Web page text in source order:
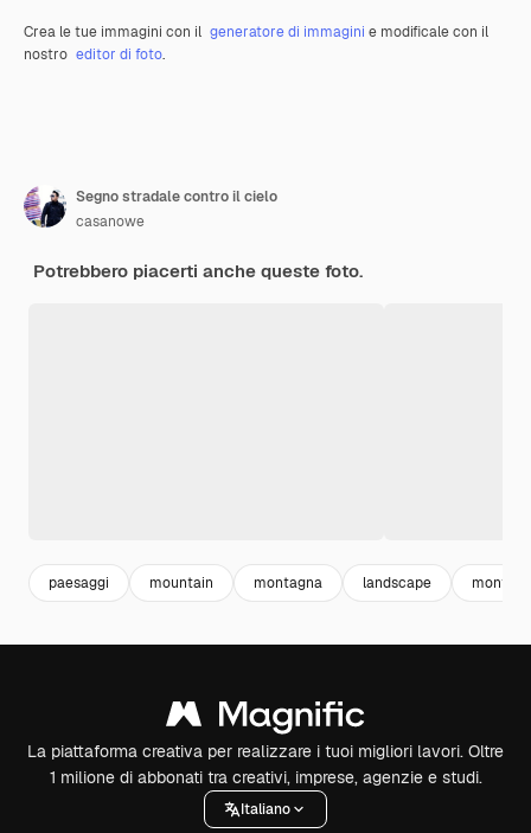
Crea le tue immagini con il generatore di immagini e modificale con il
nostro editor di foto.
Segno stradale contro il cielo
casanowe
Potrebbero piacerti anche queste foto.
paesaggi mountain montagna landscape
La piattaforma creativa per realizzare i tuoi migliori lavori. Oltre
1 milione di abbonati tra creativi, imprese, agenzie e studi.
Italiano